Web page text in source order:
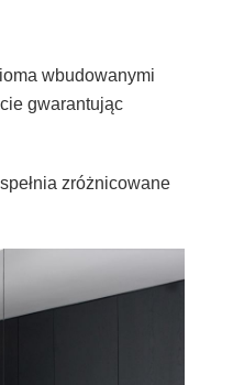
wbudowanymi
gwarantując
zróżnicowane